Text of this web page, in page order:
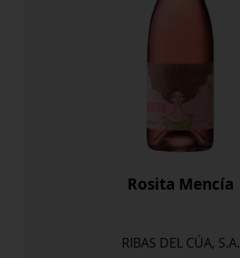
Rosita Mencía
RIBAS DEL CÚA, S.A.